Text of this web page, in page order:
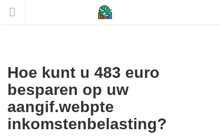
Hoe kunt u 483 euro
besparen op uw
aangif.webpte
inkomstenbelasting?